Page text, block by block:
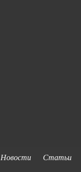
Новости
Статьи